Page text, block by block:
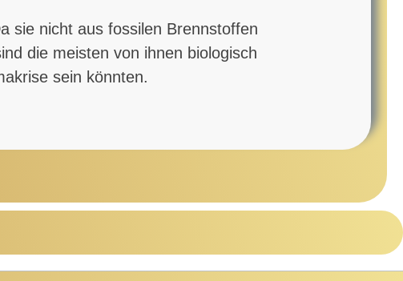
sie nicht aus fossilen Brennstoffen
die meisten von ihnen biologisch
sein könnten.